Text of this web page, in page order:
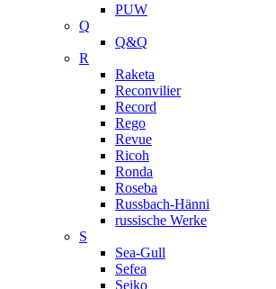
PUW
Q
Q&Q
R
Raketa
Reconvilier
Record
Rego
Revue
Ricoh
Ronda
Roseba
Russbach-Hänni
russische Werke
S
Sea-Gull
Sefea
Seiko